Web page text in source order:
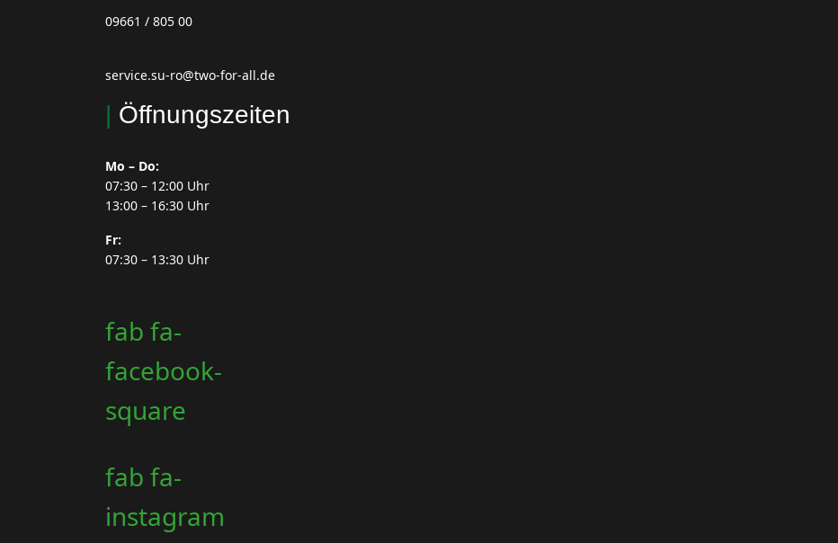
09661 / 805 00
service.su-ro@two-for-all.de
| Öffnungszeiten
Mo – Do:
07:30 – 12:00 Uhr
13:00 – 16:30 Uhr
Fr:
07:30 – 13:30 Uhr
fab fa-
facebook-
square
fab fa-
instagram